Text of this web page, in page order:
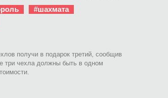
#шахмата
получи в подарок третий, сообщив
три чехла должны быть в одном